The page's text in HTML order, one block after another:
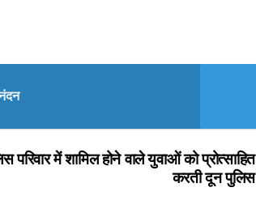
परिवार में शामिल होने वाले युवाओं को प्रोत्साहित
करती दून पुलिस